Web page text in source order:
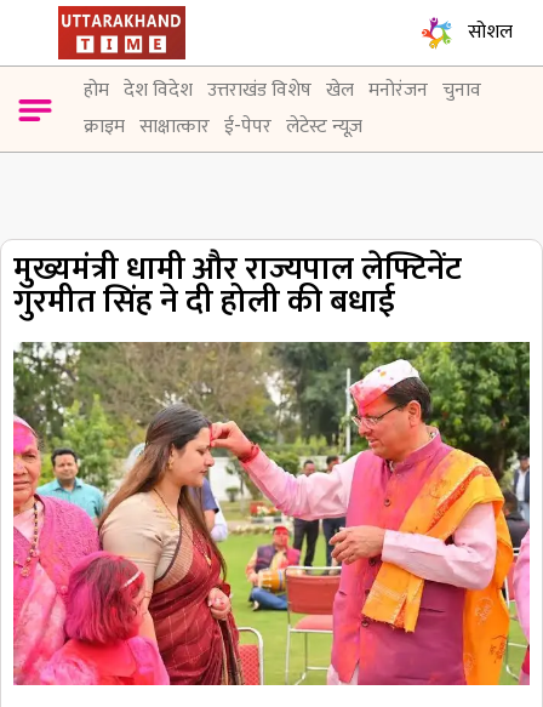
सोशल
होम देश विदेश उत्तराखंड विशेष खेल मनोरंजन चुनाव
क्राइम साक्षात्कार ई-पेपर लेटेस्ट न्यूज़
मुख्यमंत्री धामी और राज्यपाल लेफ्टिनेंट
गुरमीत सिंह ने दी होली की बधाई